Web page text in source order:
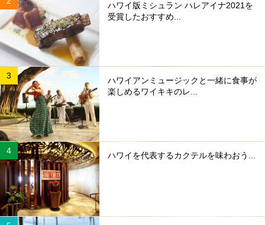
ハワイ版ミシュラン ハレアイナ2021を
受賞したおすすめ...
ハワイアンミュージックと一緒に食事が
楽しめるワイキキのレ...
ハワイを代表するカクテルを味わおう...